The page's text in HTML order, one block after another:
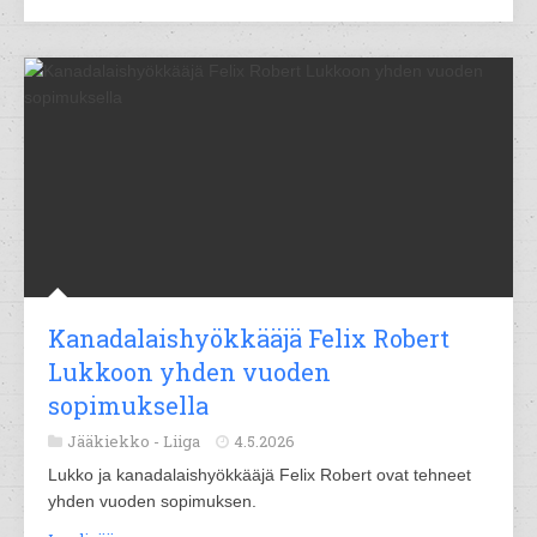
Kanadalaishyökkääjä Felix Robert
Lukkoon yhden vuoden
sopimuksella
Jääkiekko - Liiga 4.5.2026
Lukko ja kanadalaishyökkääjä Felix Robert ovat tehneet
yhden vuoden sopimuksen.